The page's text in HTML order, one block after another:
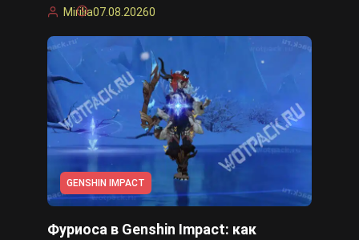
Mirilia07.08.20260
GENSHIN IMPACT
Фуриоса в Genshin Impact: как